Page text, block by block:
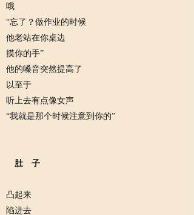
哦
“忘了？做作业的时候
他老站在你桌边
摸你的手”
他的嗓音突然提高了
以至于
听上去有点像女声
“我就是那个时候注意到你的”
肚 子
凸起来
陷进去